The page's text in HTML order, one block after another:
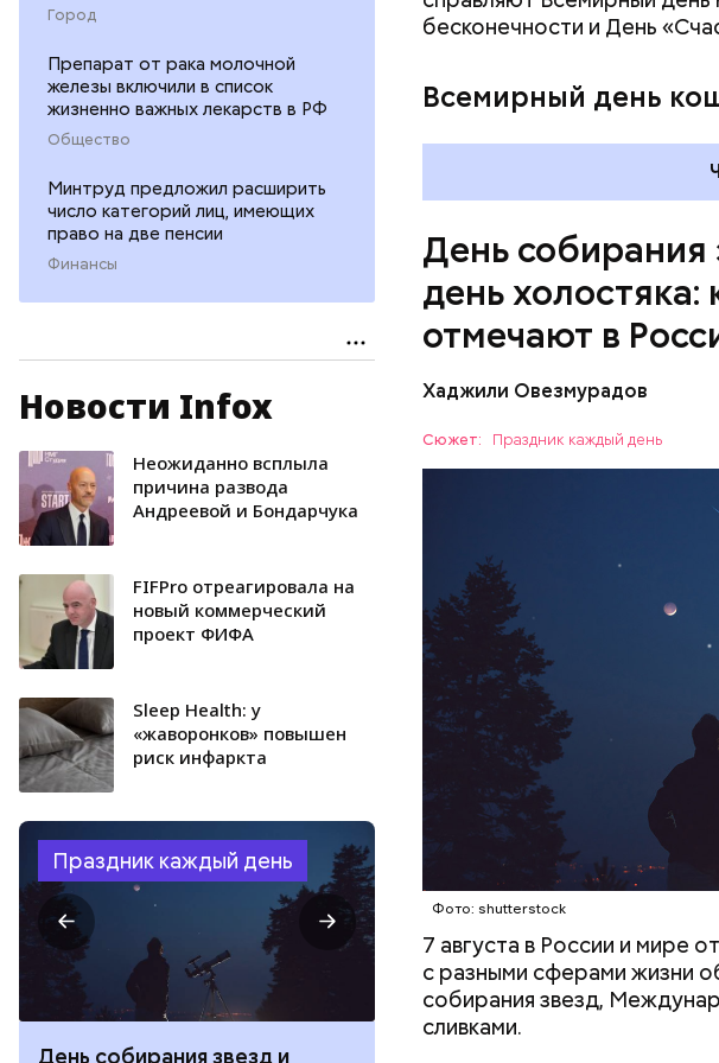
Город
Препарат от рака молочной
железы включили в список
жизненно важных лекарств в РФ
Общество
Минтруд предложил расширить
число категорий лиц, имеющих
право на две пенсии
Финансы
Новости Infox
Неожиданно всплыла
причина развода
Андреевой и Бондарчука
FIFPro отреагировала на
новый коммерческий
проект ФИФА
Sleep Health: у
«жаворонков» повышен
риск инфаркта
Праздник каждый день
День собирания звезд и
бесконечности и День
Всемирный день
День
день холостяка:
отмечают в
Хаджили Овезмурадов
Сюжет: Праздник каждый день
Фото: shutterstock
7 августа в России и мире
с разными сферами жизни
собирания звезд,
сливками.
День собирания звезд
Персеиды, который
любители смотреть на
невооруженным глазом
ЕДА ПРАЗДНИКИ